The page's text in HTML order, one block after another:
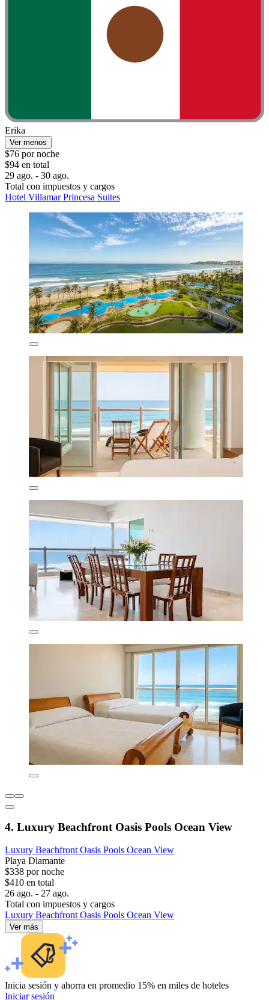
Erika
Ver menos
$76 por noche
$94 en total
29 ago. - 30 ago.
Total con impuestos y cargos
Hotel Villamar Princesa Suites
4. Luxury Beachfront Oasis Pools Ocean View
Luxury Beachfront Oasis Pools Ocean View
Playa Diamante
$338 por noche
$410 en total
26 ago. - 27 ago.
Total con impuestos y cargos
Luxury Beachfront Oasis Pools Ocean View
Ver más
Inicia sesión y ahorra en promedio 15% en miles de hoteles
Iniciar sesión